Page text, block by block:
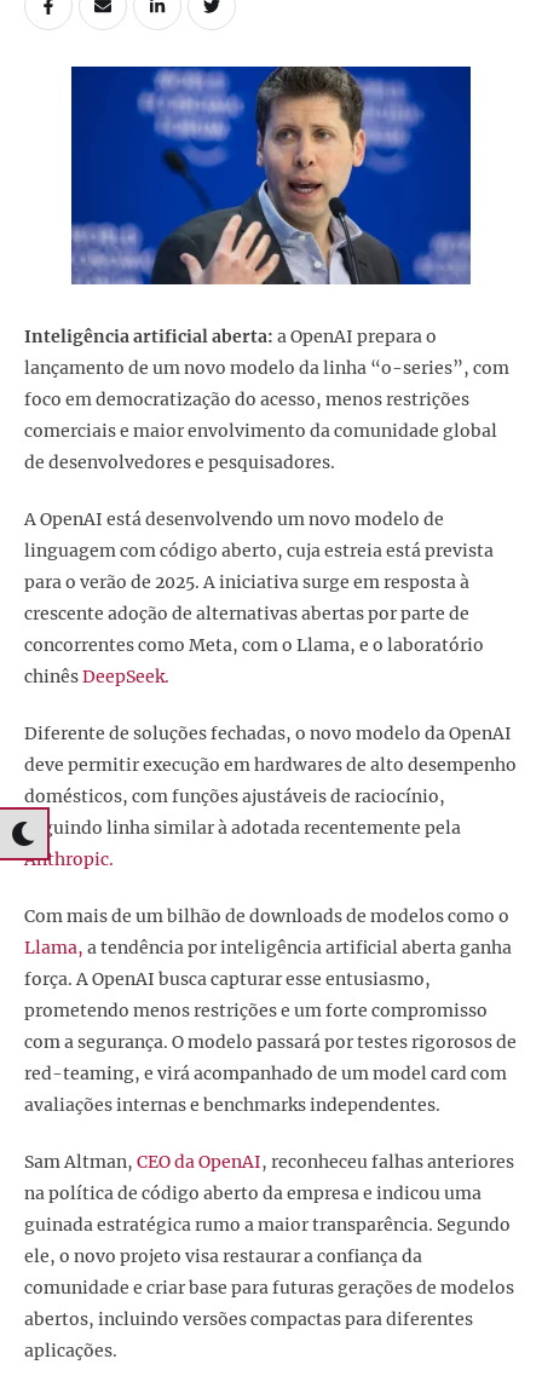
Inteligência artificial aberta: a OpenAI prepara o
lançamento de um novo modelo da linha “o-series”, com
foco em democratização do acesso, menos restrições
comerciais e maior envolvimento da comunidade global
de desenvolvedores e pesquisadores.
A OpenAI está desenvolvendo um novo modelo de
linguagem com código aberto, cuja estreia está prevista
para o verão de 2025. A iniciativa surge em resposta à
crescente adoção de alternativas abertas por parte de
concorrentes como Meta, com o Llama, e o laboratório
chinêsDeepSeek.
Diferente de soluções fechadas, o novo modelo da OpenAI
deve permitir execução em hardwares de alto desempenho
domésticos, com funções ajustáveis de raciocínio,
seguindo linha similar à adotada recentemente pela
Anthropic.
Com mais de um bilhão de downloads de modelos como o
Llama, a tendência por inteligência artificial aberta ganha
força. A OpenAI busca capturar esse entusiasmo,
prometendo menos restrições e um forte compromisso
com a segurança. O modelo passará por testes rigorosos de
red-teaming, e virá acompanhado de um model card com
avaliações internas e benchmarks independentes.
Sam Altman, CEO da OpenAI, reconheceu falhas anteriores
na política de código aberto da empresa e indicou uma
guinada estratégica rumo a maior transparência. Segundo
ele, o novo projeto visa restaurar a confiança da
comunidade e criar base para futuras gerações de modelos
abertos, incluindo versões compactas para diferentes
aplicações.